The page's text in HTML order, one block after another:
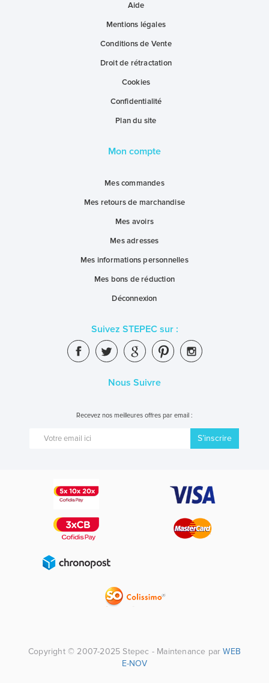
Aide
Mentions légales
Conditions de Vente
Droit de rétractation
Cookies
Confidentialité
Plan du site
Mon compte
Mes commandes
Mes retours de marchandise
Mes avoirs
Mes adresses
Mes informations personnelles
Mes bons de réduction
Déconnexion
Suivez STEPEC sur :
Nous Suivre
Recevez nos meilleures offres par email :
S’inscrire
Copyright © 2007-2025 Stepec - Maintenance parWEB
E-NOV